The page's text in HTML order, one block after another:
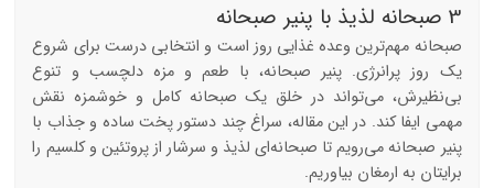
3 صبحانه‌ لذیذ با پنیر صبحانه
صبحانه مهم‌ترین وعده غذایی روز است و انتخابی درست برای شروع
یک روز پرانرژی. پنیر صبحانه، با طعم و مزه دلچسب و تنوع
بی‌نظیرش، می‌تواند در خلق یک صبحانه کامل و خوشمزه نقش
مهمی ایفا کند. در این مقاله، سراغ چند دستور پخت ساده و جذاب با
پنیر صبحانه می‌رویم تا صبحانه‌ای لذیذ و سرشار از پروتئین و کلسیم را
برایتان به ارمغان بیاوریم.